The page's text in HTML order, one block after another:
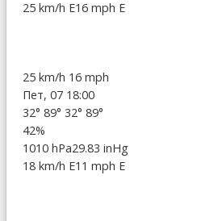
25 km/h E16 mph E
25 km/h 16 mph
Пет, 07 18:00
32° 89° 32° 89°
42%
1010 hPa29.83 inHg
18 km/h E11 mph E